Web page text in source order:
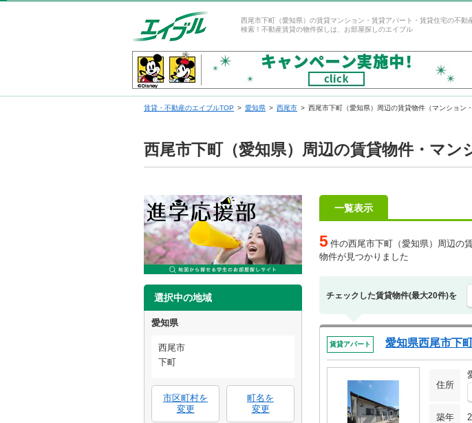
西尾市下町（愛知県）の賃貸マンション・賃貸アパート・賃貸住宅の不動
検索！不動産賃貸の物件探しは、お部屋探しのエイブル
賃貸・不動産のエイブルTOP 愛知県 西尾市 西尾市下町（愛知県）周辺の賃貸物件（マンション
西尾市下町（愛知県）周辺の賃貸物件・マン
選択中の地域
愛知県
西尾市
下町
市区町村を
変更
町名を
変更
一覧表示
5 件の西尾市下町（愛知県）周辺の
物件が見つかりました
チェックした賃貸物件(最大20件)を
賃貸アパート 愛知県西尾市下
住所
築年